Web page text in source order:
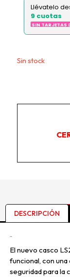
Llévatelo
9 cuotas
SIN TARJETAS
existencias.
DESCRIPCIÓN
El nuevo casco
funcional, con
seguridad para la